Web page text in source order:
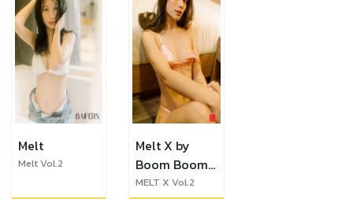
Melt
Melt Vol.2
Melt X by
Boom Boom
magazine
MELT X Vol.2